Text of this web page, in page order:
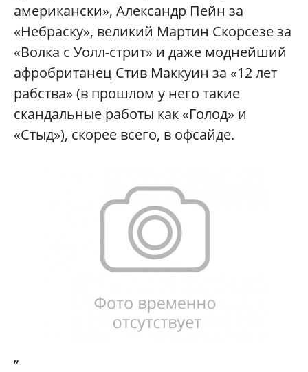
американски», Александр Пейн за
«Небраску», великий Мартин Скорсезе за
«Волка с Уолл-стрит» и даже моднейший
афробританец Стив Маккуин за «12 лет
рабства» (в прошлом у него такие
скандальные работы как «Голод» и
«Стыд»), скорее всего, в офсайде.
„